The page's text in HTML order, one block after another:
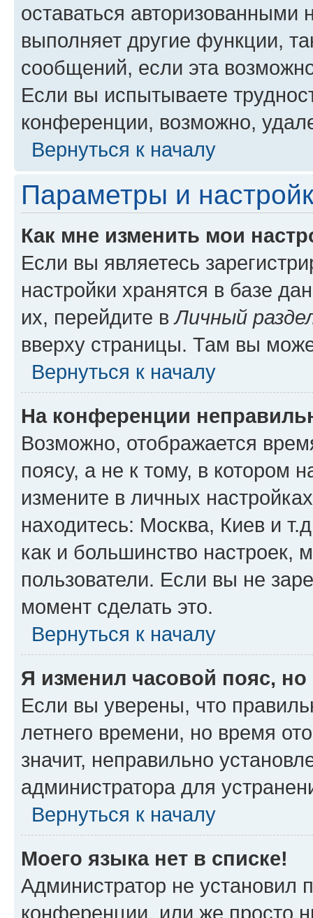
оставаться авторизованными
выполняет другие функции,
сообщений, если эта
Если вы испытываете
конференции, возможно,
Вернуться к началу
Параметры и
Как мне изменить мои
Если вы являетесь
настройки хранятся в базе
их, перейдите вЛичный
вверху страницы. Там вы
Вернуться к началу
На конференции
Возможно, отображается
поясу, а не к тому, в котором
измените в личных
находитесь: Москва, Киев и
как и большинство настроек,
пользователи. Если вы не
момент сделать это.
Вернуться к началу
Я изменил часовой пояс,
Если вы уверены, что
летнего времени, но время
значит, неправильно
администратора для
Вернуться к началу
Моего языка нет в списке!
Администратор не установил
конференции, или же просто